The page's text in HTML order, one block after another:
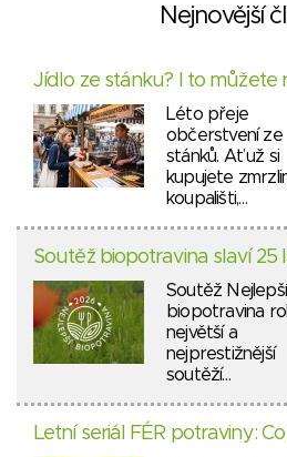
Nejnovější
Jídlo ze stánku? I to můžete
Léto přeje
občerstvení ze
stánků. Ať už si
kupujete
koupališti,…
Soutěž biopotravina slaví 25
Soutěž Nejlepší
biopotravina
největší a
nejprestižnější
soutěží…
Letní seriál FÉR potraviny: